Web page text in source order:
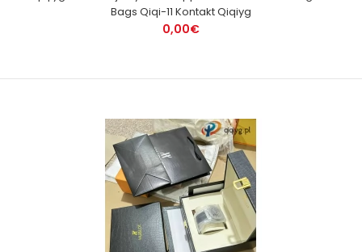
Bags Qiqi-11 Kontakt Qiqiyg
0,00€